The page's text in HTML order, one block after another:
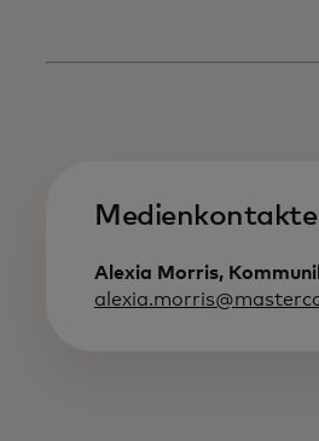
Medienkontakte
Alexia Morris,